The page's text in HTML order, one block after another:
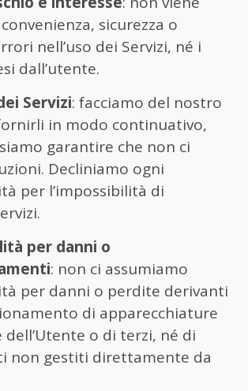
sicurezza o
nell’uso dei Servizi, né i
dall’utente.
Servizi: facciamo del nostro
in modo continuativo,
garantire che non ci
Decliniamo ogni
per l’impossibilità di
per danni o
: non ci assumiamo
per danni o perdite derivanti
di apparecchiature
o di terzi, né di
non gestiti direttamente da